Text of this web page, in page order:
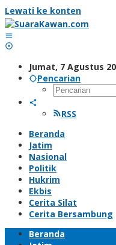
Lewati ke konten
Jumat, 7 Agustus
Pencarian
RSS
Beranda
Jatim
Nasional
Politik
Hukrim
Ekbis
Cerita Silat
Cerita Bersambung
Beranda